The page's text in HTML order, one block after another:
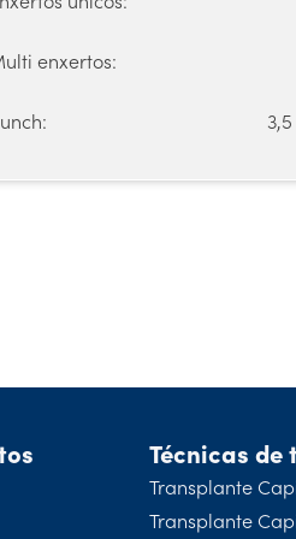
enxertos:
Técnicas
Transplante
Transplante